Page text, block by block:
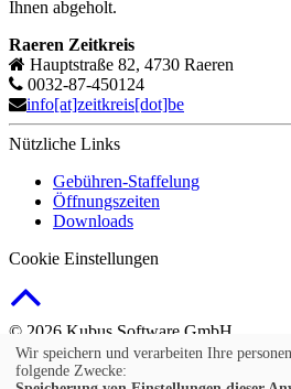
Ihnen abgeholt.
Raeren Zeitkreis
Hauptstraße 82, 4730 Raeren
0032-87-450124
info[at]zeitkreis[dot]be
Nützliche Links
Gebühren-Staffelung
Öffnungszeiten
Downloads
Cookie Einstellungen
© 2026 Kubus Software GmbH
Impressum
Wir speichern und verarbeiten Ihre
folgende Zwecke: